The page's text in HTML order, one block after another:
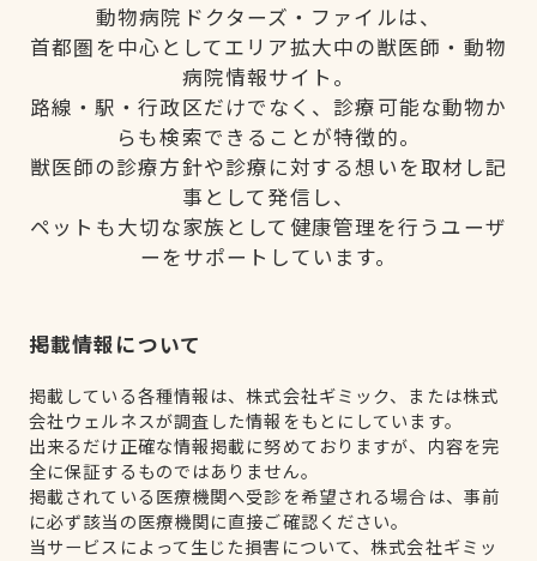
動物病院ドクターズ・ファイルは、
首都圏を中心としてエリア拡大中の獣医師・動物
病院情報サイト。
路線・駅・行政区だけでなく、診療可能な動物か
らも検索できることが特徴的。
獣医師の診療方針や診療に対する想いを取材し記
事として発信し、
ペットも大切な家族として健康管理を行うユーザ
ーをサポートしています。
掲載情報について
掲載している各種情報は、株式会社ギミック、または株式
会社ウェルネスが調査した情報をもとにしています。
出来るだけ正確な情報掲載に努めておりますが、内容を完
全に保証するものではありません。
掲載されている医療機関へ受診を希望される場合は、事前
に必ず該当の医療機関に直接ご確認ください。
当サービスによって生じた損害について、株式会社ギミッ